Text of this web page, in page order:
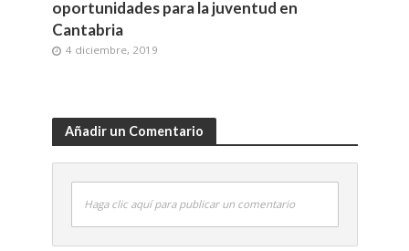
oportunidades para la juventud en
Cantabria
4 diciembre, 2019
Añadir un Comentario
Haga clic aquí para publicar un comentario